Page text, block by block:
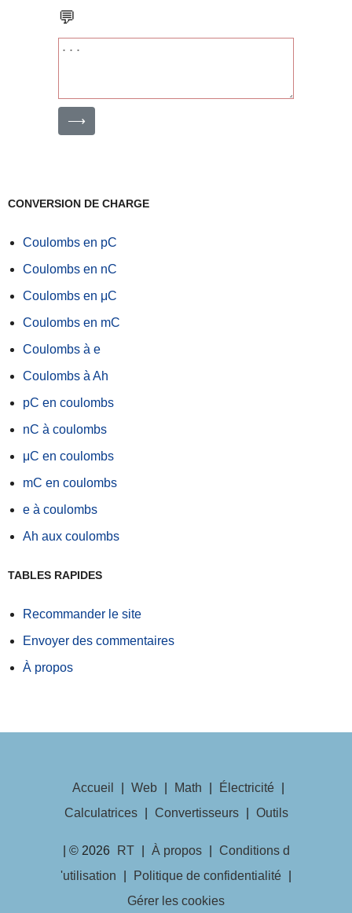
💬
⟶
CONVERSION DE CHARGE
Coulombs en pC
Coulombs en nC
Coulombs en μC
Coulombs en mC
Coulombs à e
Coulombs à Ah
pC en coulombs
nC à coulombs
μC en coulombs
mC en coulombs
e à coulombs
Ah aux coulombs
TABLES RAPIDES
Recommander le site
Envoyer des commentaires
À propos
Accueil Web Math Électricité
Calculatrices
Convertisseurs Outils
| © 2026 RT À propos
Conditions d
'utilisation
Politique de confidentialité
Gérer les cookies